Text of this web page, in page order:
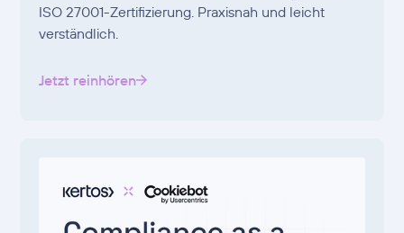
ISO 27001-Zertifizierung. Praxisnah und leicht
verständlich.
Jetzt reinhören